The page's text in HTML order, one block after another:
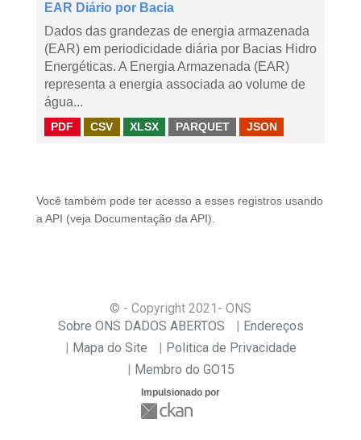
EAR Diário por Bacia
Dados das grandezas de energia armazenada
(EAR) em periodicidade diária por Bacias Hidro
Energéticas. A Energia Armazenada (EAR)
representa a energia associada ao volume de
água...
PDF CSV XLSX PARQUET JSON
Você também pode ter acesso a esses registros usando
a API (veja Documentação da API ).
© - Copyright 2021 - ONS
Sobre ONS DADOS ABERTOS
Endereços
Mapa do Site
Politica de Privacidade
Membro do GO15
Impulsionado por